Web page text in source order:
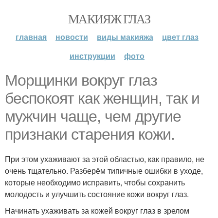
МАКИЯЖ ГЛАЗ
главная новости виды макияжа
цвет глаз
инструкции
фото
Морщинки вокруг глаз
беспокоят как женщин, так и
мужчин чаще, чем другие
признаки старения кожи.
При этом ухаживают за этой областью, как правило, не
очень тщательно. Разберём типичные ошибки в уходе,
которые необходимо исправить, чтобы сохранить
молодость и улучшить состояние кожи вокруг глаз.
Начинать ухаживать за кожей вокруг глаз в зрелом